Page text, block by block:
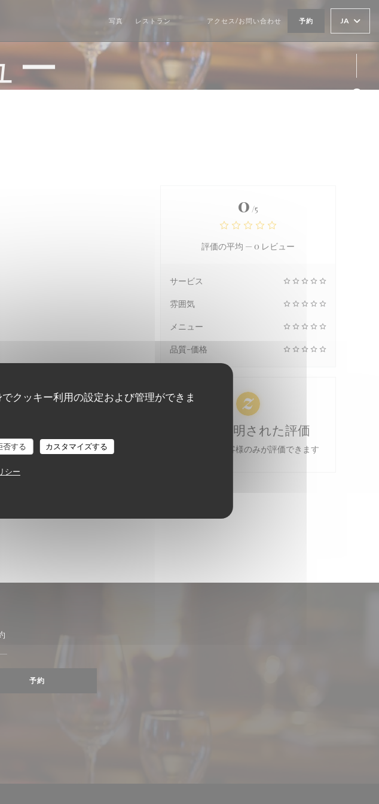
クッキー利用の設定および管理ができま
否する カスタマイズする
シー
写真 レストラン
((新しいウィンドウで開きます))
((新しいウィンドウで開きます))
アクセス/お問い合わせ 予約 JA
ー
0 /5
評価の平均 — 0 レビュー
サービス
雰囲気
メニュー
品質-価格
100% 証明された評価
予約をしたお客様のみが評価できます
きます))
予約